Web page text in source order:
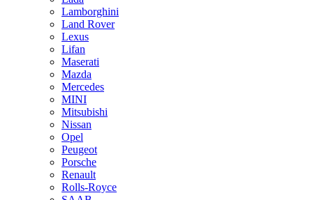
Lamborghini
Land Rover
Lexus
Lifan
Maserati
Mazda
Mercedes
MINI
Mitsubishi
Nissan
Opel
Peugeot
Porsche
Renault
Rolls-Royce